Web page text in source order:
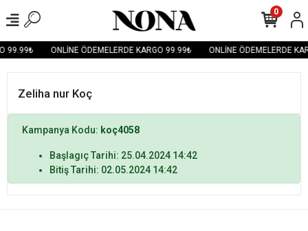
99.99₺ ONLİNE ÖDEMELERDE KARGO 99.99₺ ONLİNE ÖDEMELERDE
0
Zeliha nur Koç
Kampanya Kodu: koç4058
Başlagıç Tarihi: 25.04.2024 14:42
Bitiş Tarihi: 02.05.2024 14:42